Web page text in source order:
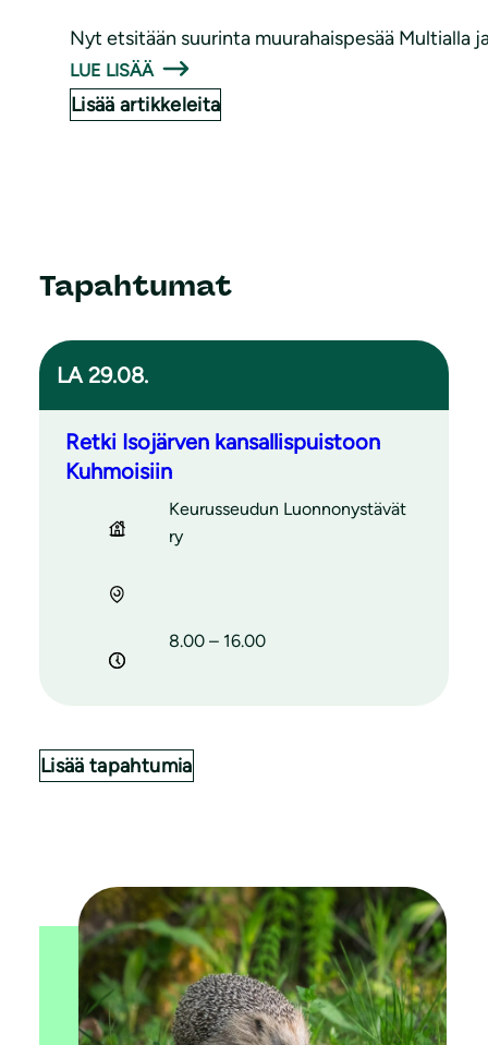
Nyt etsitään suurinta muurahaispesää Multialla
LUE LISÄÄ
Lisää artikkeleita
Tapahtumat
LA 29.08.
Retki Isojärven kansallispuistoon
Kuhmoisiin
Keurusseudun Luonnonystävät
ry
8.00 – 16.00
Lisää tapahtumia